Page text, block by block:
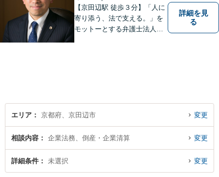
【京田辺駅 徒歩３分】「人に
寄り添う、法で支える。」を
モットーとする弁護士法人で
詳細を見
る
エリア 京都府、京田辺市 変更
相談内容 企業法務、倒産・企業清算 変更
詳細条件 未選択 変更